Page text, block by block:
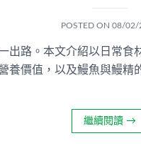
POSTED ON 08/02/
出路。本文介紹以日常
養價值，以及鰻魚與鰻精
繼續閱讀 →